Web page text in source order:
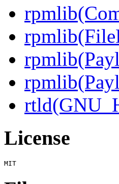
License